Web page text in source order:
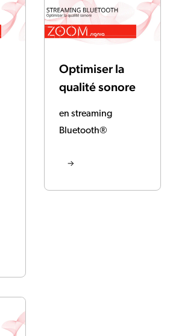
Optimiser la
qualité sonore
en streaming
Bluetooth®